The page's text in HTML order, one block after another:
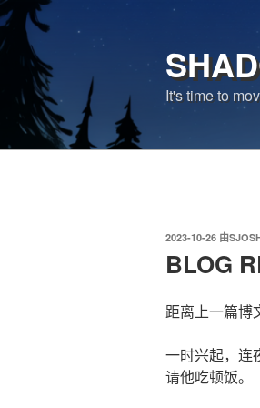
跳
至
内
It's time to
发
于
2023-10-26 由
BLOG
距离上一篇博
一时兴起，连
请他吃顿饭。